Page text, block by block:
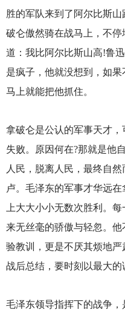
胜的军队来到了阿尔比斯
破仑傲然骑在战马上，不
道：我比阿尔比斯山高!鲁
是疯子，他就没想到，如
马上就能把他抓住。
拿破仑是公认的军事天才
失败。原因何在?那就是他
人民，脱离人民，最终自
卢。毛泽东的军事才华远
上大大小小无数次胜利。
来无丝毫的骄傲与轻忽。
验教训，更是不厌其烦地
战后总结，要时刻以最大的
毛泽东领导指挥下的战争